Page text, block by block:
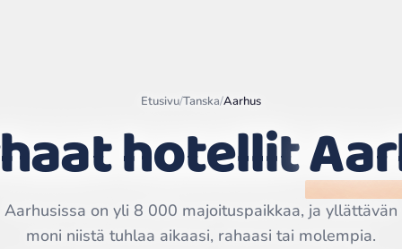
Leaflet |©
Etusivu/Tanska/Aarhus
hotellit
Aarhusissa on yli 8 000 majoituspaikkaa, ja yllättävän
moni niistä tuhlaa aikaasi, rahaasi tai molempia.